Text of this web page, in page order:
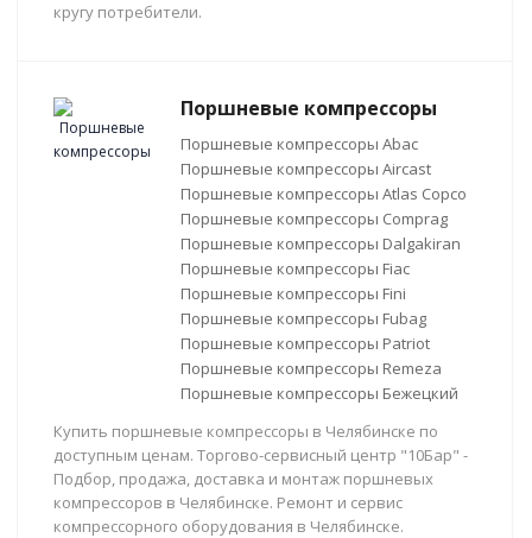
кругу потребители.
Поршневые компрессоры
Поршневые компрессоры Abac
Поршневые компрессоры Aircast
Поршневые компрессоры Atlas Copco
Поршневые компрессоры Comprag
Поршневые компрессоры Dalgakiran
Поршневые компрессоры Fiac
Поршневые компрессоры Fini
Поршневые компрессоры Fubag
Поршневые компрессоры Patriot
Поршневые компрессоры Remeza
Поршневые компрессоры Бежецкий
Купить поршневые компрессоры в Челябинске по
доступным ценам. Торгово-сервисный центр "10Бар" -
Подбор, продажа, доставка и монтаж поршневых
компрессоров в Челябинске. Ремонт и сервис
компрессорного оборудования в Челябинске.